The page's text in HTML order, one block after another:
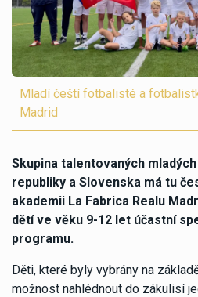
Mladí čeští fotbalisté a
Madrid
Skupina talentovaných
republiky a Slovenska má tu
akademii La Fabrica Realu
dětí ve věku 9-12 let účastní
programu.
Děti, které byly vybrány na
možnost nahlédnout do zákulisí